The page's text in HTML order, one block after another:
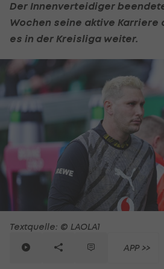
Der Innenverteidiger
Wochen seine aktive Karriere
es in der Kreisliga weiter.
Textquelle: © LAOLA1
APP >>